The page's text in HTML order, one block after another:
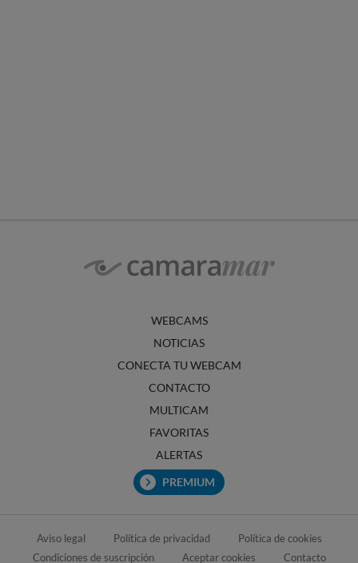
WEBCAMS
NOTICIAS
CONECTA TU WEBCAM
CONTACTO
MULTICAM
FAVORITAS
ALERTAS
PREMIUM
Aviso legal Política de privacidad
Política de cookies
Condiciones de suscripción
Aceptar cookies Contacto